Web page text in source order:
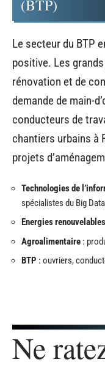
(BTP)
Le secteur du BTP
positive. Les
rénovation et de
demande de main-
conducteurs de
chantiers urbains à
projets
Technologies de
spécialistes du Big Data
Energies renouvelables
Agroalimentaire :
BTP : ouvriers,
Ne